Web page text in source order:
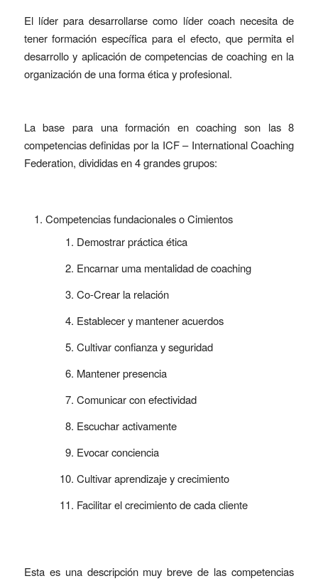
El líder para desarrollarse como líder coach necesita de
tener formación específica para el efecto, que permita el
desarrollo y aplicación de competencias de coaching en la
organización de una forma ética y profesional.
La base para una formación en coaching son las 8
competencias definidas por la ICF – International Coaching
Federation, divididas en 4 grandes grupos:
Competencias fundacionales o Cimientos
Demostrar práctica ética
Encarnar uma mentalidad de coaching
Co-Crear la relación
Establecer y mantener acuerdos
Cultivar confianza y seguridad
Mantener presencia
Comunicar con efectividad
Escuchar activamente
Evocar conciencia
Cultivar aprendizaje y crecimiento
Facilitar el crecimiento de cada cliente
Esta es una descripción muy breve de las competencias